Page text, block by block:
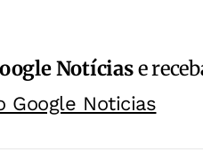
Notíciase
Google Noticias